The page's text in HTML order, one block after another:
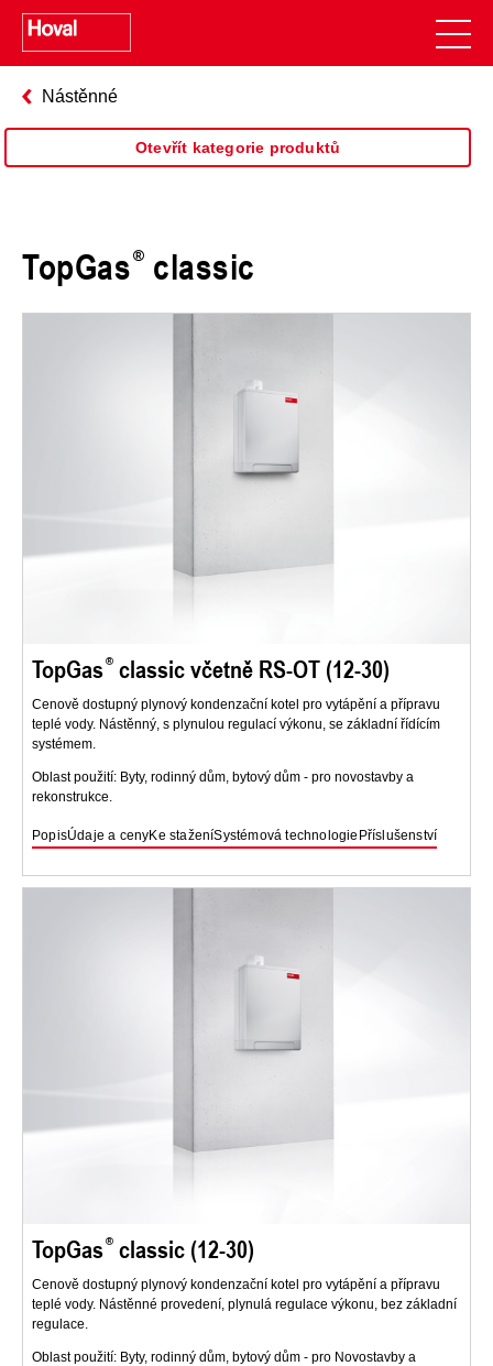
Nástěnné
Otevřít kategorie produktů
TopGas classic
TopGas classic včetně RS-OT (12-30)
Cenově dostupný plynový kondenzační kotel pro vytápění a přípravu
teplé vody. Nástěnný, s plynulou regulací výkonu, se základní řídícím
systémem.
Oblast použití: Byty, rodinný dům, bytový dům - pro novostavby a
rekonstrukce.
PopisÚdaje a cenyKe staženíSystémová technologie Příslušenství
TopGas classic (12-30)
Cenově dostupný plynový kondenzační kotel pro vytápění a přípravu
teplé vody. Nástěnné provedení, plynulá regulace výkonu, bez základní
regulace.
Oblast použití: Byty, rodinný dům, bytový dům - pro Novostavby a